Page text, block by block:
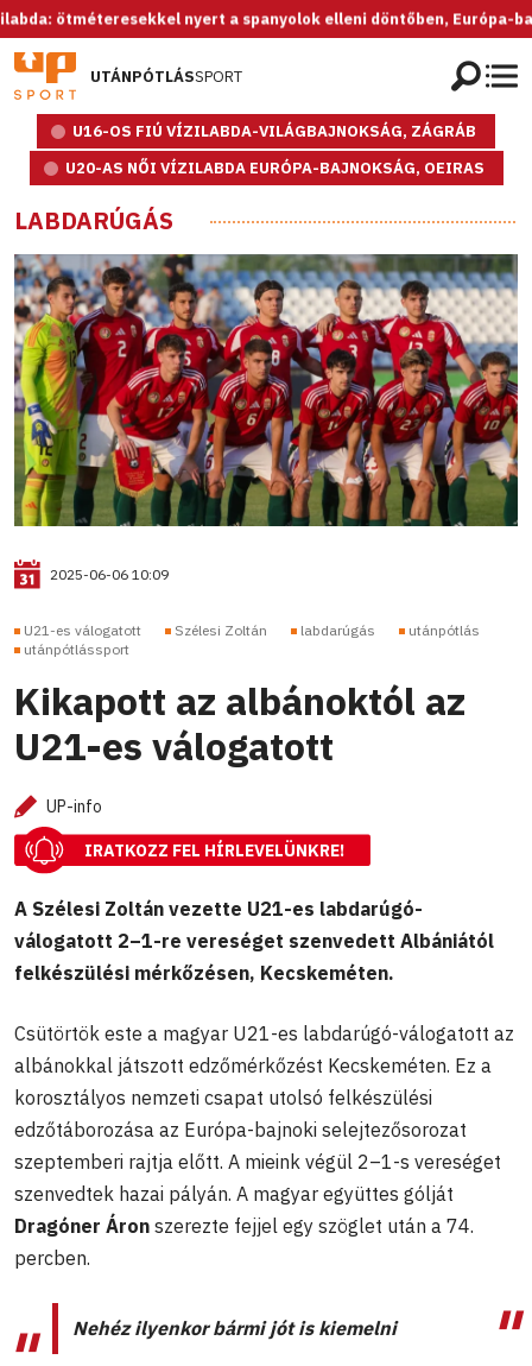
nyert a spanyolok elleni döntőben, Európa-bajnok
UTÁNPÓTLÁSSPORT
U16-OS FIÚ VÍZILABDA-VILÁGBAJNOKSÁG, ZÁGRÁB
U20-AS NŐI VÍZILABDA EURÓPA-BAJNOKSÁG, OEIRAS
LABDARÚGÁS
2025-06-06 10:09
U21-es válogatott Szélesi Zoltán labdarúgás
utánpótlás
utánpótlássport
Kikapott az albánoktól az
U21-es válogatott
UP-info
IRATKOZZ FEL HÍRLEVELÜNKRE!
A Szélesi Zoltán vezette U21-es labdarúgó-
válogatott 2–1-re vereséget szenvedett Albániától
felkészülési mérkőzésen, Kecskeméten.
Csütörtök este a magyar U21-es labdarúgó-válogatott az
albánokkal játszott edzőmérkőzést Kecskeméten. Ez a
korosztályos nemzeti csapat utolsó felkészülési
edzőtáborozása az Európa-bajnoki selejtezősorozat
szeptemberi rajtja előtt. A mieink végül 2–1-s vereséget
szenvedtek hazai pályán. A magyar együttes gólját
Dragóner Áron szerezte fejjel egy szöglet után a 74.
percben.
Nehéz ilyenkor bármi jót is kiemelni